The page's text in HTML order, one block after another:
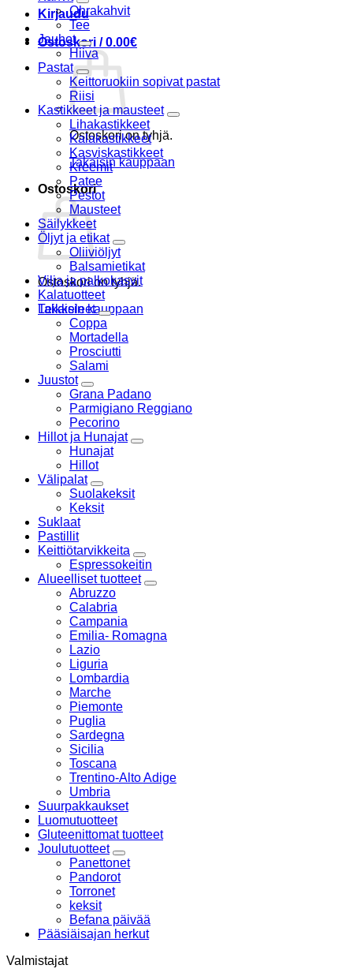
Kirjaudu
Ostoskori /0.00€
Ostoskori on tyhjä.
Takaisin kauppaan
Ostoskori
Ostoskori on tyhjä.
Takaisin kauppaan
Ohrakahvit
Tee
Jauhot
Hiiva
Pastat
Keittoruokiin sopivat pastat
Riisi
Kastikkeet ja mausteet
Lihakastikkeet
Kalakastikkeet
Kasviskastikkeet
Kreemit
Patee
Pestot
Mausteet
Säilykkeet
Öljyt ja etikat
Oliiviöljyt
Balsamietikat
Vilja ja palkokasvit
Kalatuotteet
Leikkeleet
Coppa
Mortadella
Prosciutti
Salami
Juustot
Grana Padano
Parmigiano Reggiano
Pecorino
Hillot ja Hunajat
Hunajat
Hillot
Välipalat
Suolakeksit
Keksit
Suklaat
Pastillit
Keittiötarvikkeita
Espressokeitin
Alueelliset tuotteet
Abruzzo
Calabria
Campania
Emilia- Romagna
Lazio
Liguria
Lombardia
Marche
Piemonte
Puglia
Sardegna
Sicilia
Toscana
Trentino-Alto Adige
Umbria
Suurpakkaukset
Luomutuotteet
Gluteenittomat tuotteet
Joulutuotteet
Panettonet
Pandorot
Torronet
keksit
Befana päivää
Pääsiäisajan herkut
Valmistajat